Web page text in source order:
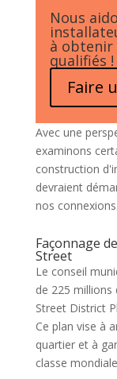
Nous
à obtenir
qualifiés !
Faire
Avec une
examinons
construction
devraient
nos connexions.
Façonnage
Street
Le conseil
de 225
Street District
Ce plan vise à
quartier et à
classe